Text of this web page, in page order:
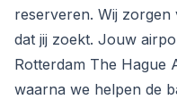
reserveren. Wij
dat jij zoekt. Jouw
Rotterdam The Hague
waarna we helpen de